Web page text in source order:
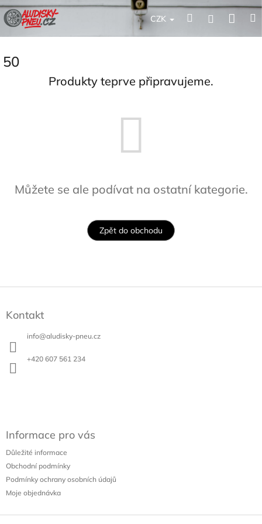
Přejít
na
obsah
CZK HledatPřihlášení
50
Produkty teprve připravujeme.
Můžete se ale podívat na ostatní kategorie.
Zpět do obchodu
Kontakt
info@aludisky-pneu.cz
+420 607 561 234
Informace pro vás
Důležité informace
Obchodní podmínky
Podmínky ochrany osobních údajů
Moje objednávka